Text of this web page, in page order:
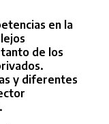
en la
de los
y diferentes